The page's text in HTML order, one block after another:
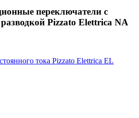
переключатели с
Pizzato Elettrica NA